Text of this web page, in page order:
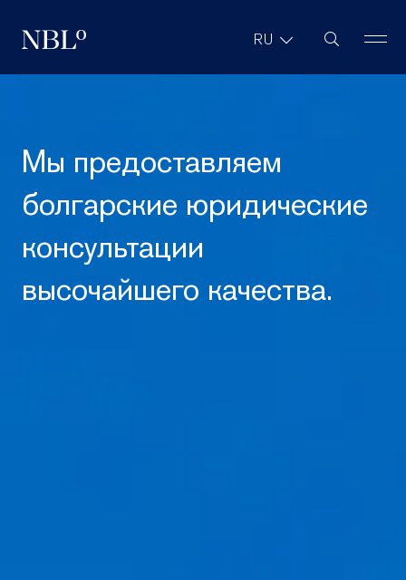
New Balkans Law Office RU Поиск на
Мы предоставляем
болгарские юридические
консультации
высочайшего качества.